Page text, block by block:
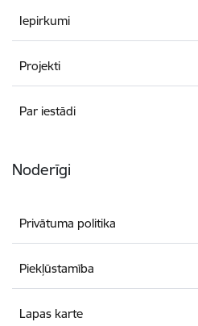
Iepirkumi
Projekti
Par iestādi
Noderīgi
Privātuma politika
Piekļūstamība
Lapas karte